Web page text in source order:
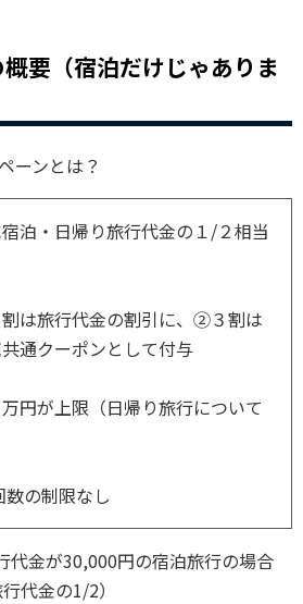
要（宿泊だけじゃありま
ーンとは？
泊・日帰り旅行代金の１/２相当
は旅行代金の割引に、②３割は
通クーポンとして付与
円が上限（日帰り旅行について
の制限なし
代金が30,000円の宿泊旅行の場合
代金の1/2）